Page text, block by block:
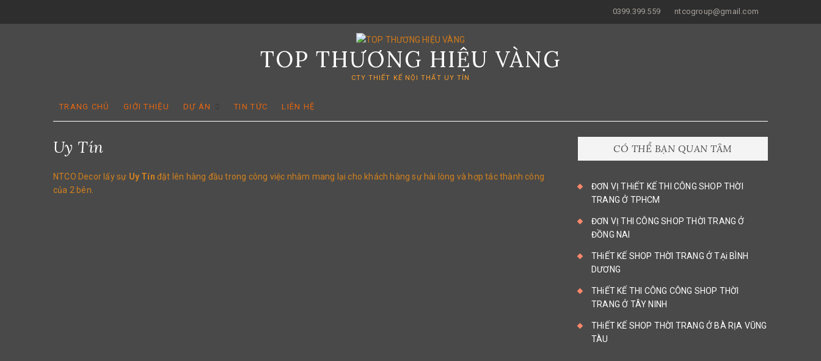
0399.399.559 ntcogroup@gmail.com
TOP THƯƠNG HIỆU VÀNG
CTY THIẾT KẾ NỘI THẤT UY TÍN
TRANG CHỦ GIỚI THIỆU DỰ ÁN TIN TỨC LIÊN HỆ
Uy Tín
NTCO Decor lấy sự Uy Tín đặt lên hàng đầu trong công việc nhằm mang lại cho khách hàng sự hài lòng và hợp tác thành công
của 2 bên.
CÓ THỂ BẠN QUAN TÂM
ĐƠN VỊ THiẾT KẾ THI CÔNG SHOP THỜI
TRANG Ở TPHCM
ĐƠN VỊ THI CÔNG SHOP THỜI TRANG Ở
ĐỒNG NAI
THiẾT KẾ SHOP THỜI TRANG Ở TẠi BÌNH
DƯƠNG
THiẾT KẾ THI CÔNG CÔNG SHOP THỜI
TRANG Ở TÂY NINH
THiẾT KẾ SHOP THỜI TRANG Ở BÀ RỊA VŨNG
TÀU